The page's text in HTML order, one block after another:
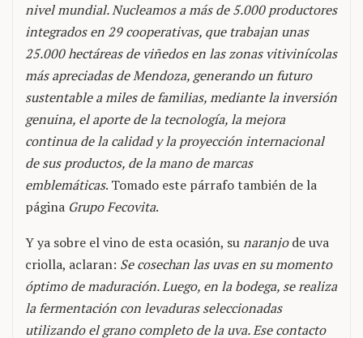
nivel mundial. Nucleamos a más de 5.000 productores
integrados en 29 cooperativas, que trabajan unas
25.000 hectáreas de viñedos en las zonas vitivinícolas
más apreciadas de Mendoza, generando un futuro
sustentable a miles de familias, mediante la inversión
genuina, el aporte de la tecnología, la mejora
continua de la calidad y la proyección internacional
de sus productos, de la mano de marcas
emblemáticas. Tomado este párrafo también de la
página Grupo Fecovita.
Y ya sobre el vino de esta ocasión, sunaranjode uva
criolla, aclaran: Se cosechan las uvas en su momento
óptimo de maduración. Luego, en la bodega, se realiza
la fermentación con levaduras seleccionadas
utilizando el grano completo de la uva. Ese contacto